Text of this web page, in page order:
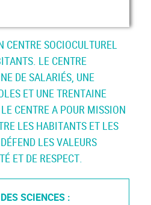
CENTRE SOCIOCULTUREL
LE CENTRE
DE SALARIÉS, UNE
ET UNE TRENTAINE
CENTRE A POUR MISSION
LES HABITANTS ET LES
LES VALEURS
ET DE RESPECT.
SCIENCES :